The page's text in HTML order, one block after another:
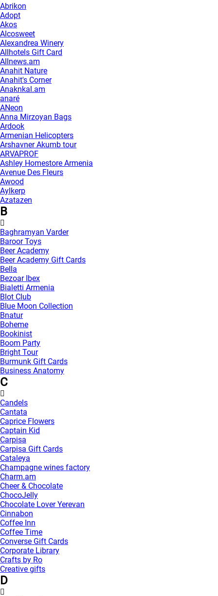
Abrikon
Adopt
Akos
Alcosweet
Alexandrea Winery
Allhotels Gift Card
Allnews.am
Anahit Nature
Anahit's Corner
Anaknkal.am
anaré
ANeon
Anna Mirzoyan Bags
Ardook
Armenian Helicopters
Arshavner Akumb tour
ARVAPROF
Ashley Homestore Armenia
Avenue Des Fleurs
Awood
Aylkerp
Azatazen
B
Baghramyan Varder
Baroor Toys
Beer Academy
Beer Academy Gift Cards
Bella
Bezoar Ibex
Bialetti Armenia
Blot Club
Blue Moon Collection
Bnatur
Boheme
Bookinist
Boom Party
Bright Tour
Burmunk Gift Cards
Business Anatomy
C
Candels
Cantata
Caprice Flowers
Captain Kid
Carpisa
Carpisa Gift Cards
Cataleya
Champagne wines factory
Charm.am
Cheer & Chocolate
ChocoJelly
Chocolate Lover Yerevan
Cinnabon
Coffee Inn
Coffee Time
Converse Gift Cards
Corporate Library
Crafts by Ro
Creative gifts
D